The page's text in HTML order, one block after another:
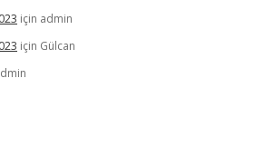
için admin
için Gülcan